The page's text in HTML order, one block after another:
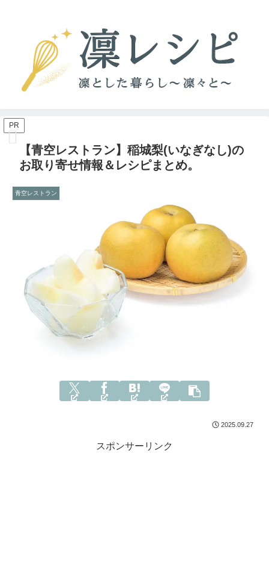
PR
【青空レストラン】稲城梨(いなぎなし)の
お取り寄せ情報＆レシピまとめ。
青空レストラン
2025.09.27
スポンサーリンク